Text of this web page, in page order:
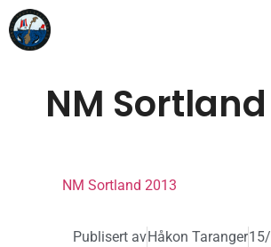
NM Sortland
NM Sortland 2013
Publisert avHåkon Taranger